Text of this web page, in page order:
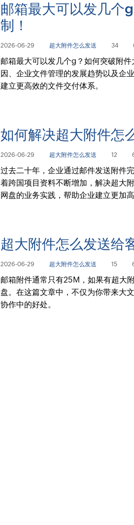
邮箱最大可以发几个
制！
2026-06-29 超大附件怎么发送 34
邮箱最大可以发几个g？如何突破附
因、企业文件管理的发展趋势以及企
建立更高效的文件交付体系。
如何解决超大附件怎
2026-06-29 超大附件怎么发送 12
过去二十年，企业通过邮件发送附件
着跨国项目资料不断增加，解决超大
网盘的业务实践，帮助企业建立更加
超大附件怎么发送给
2026-06-29 超大附件怎么发送 15
邮箱附件通常只有25M，如果有超大
盘。在这篇文章中，不仅为你带来大
协作中的好处。